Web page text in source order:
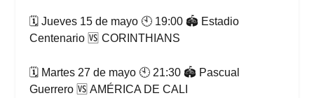
🗓 Jueves 15 de mayo 🕙 19:00 🏟 Estadio
Centenario 🆚 CORINTHIANS
🗓 Martes 27 de mayo 🕙 21:30 🏟 Pascual
Guerrero 🆚 AMÉRICA DE CALI